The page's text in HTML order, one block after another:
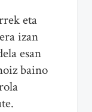
eta
izan
esan
baino